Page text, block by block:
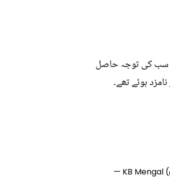
سب کی توجہ حاصل
ہوئے تھے۔
— KB Mengal